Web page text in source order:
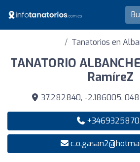
Tanatorios en
TANATORIO
RamíreZ
37.282840, -2.186005,